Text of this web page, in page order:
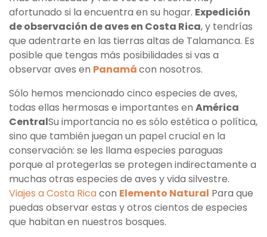
afortunado si la encuentra en su hogar. Expedición
de observación de aves en Costa Rica, y tendrías
que adentrarte en las tierras altas de Talamanca. Es
posible que tengas más posibilidades si vas a
observar aves en Panamácon nosotros.
Sólo hemos mencionado cinco especies de aves,
todas ellas hermosas e importantes en América
CentralSu importancia no es sólo estética o política,
sino que también juegan un papel crucial en la
conservación: se les llama especies paraguas
porque al protegerlas se protegen indirectamente a
muchas otras especies de aves y vida silvestre.
Viajes a Costa Ricacon Elemento Natural Para que
puedas observar estas y otros cientos de especies
que habitan en nuestros bosques.